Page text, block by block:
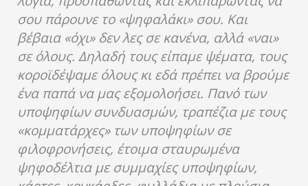
σου πάρουνε το «ψηφαλάκι» σου. Και
βέβαια «όχι» δεν λες σε κανένα, αλλά «ναι»
σε όλους. Δηλαδή τους είπαμε ψέματα, τους
κοροϊδέψαμε όλους κι εδά πρέπει να βρούμε
ένα παπά να μας εξομολοήσει. Πανό των
υποψηφίων συνδυασμών, τραπέζια με τους
«κομματάρχες» των υποψηφίων σε
φιλοφρονήσεις, έτοιμα σταυρωμένα
ψηφοδέλτια με συμμαχίες υποψηφίων,